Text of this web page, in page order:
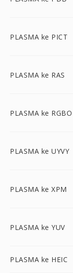
PLASMA ke PICT
PLASMA ke RAS
PLASMA ke RGBO
PLASMA ke UYVY
PLASMA ke XPM
PLASMA ke YUV
PLASMA ke HEIC